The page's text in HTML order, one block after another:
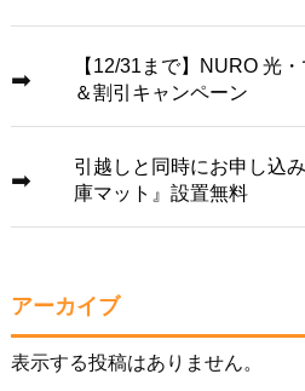
【12/31まで】NURO 光
＆割引キャンペーン
引越しと同時にお申し込
庫マット』設置無料
アーカイブ
表示する投稿はありません。